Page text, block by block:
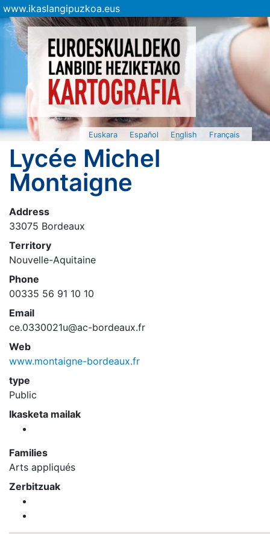
www.ikaslangipuzkoa.eus
Euskara Español English Français
Lycée Michel
Montaigne
Address
33075 Bordeaux
Territory
Nouvelle-Aquitaine
Phone
00335 56 91 10 10
Email
ce.0330021u@ac-bordeaux.fr
Web
www.montaigne-bordeaux.fr
type
Public
Ikasketa mailak
Families
Arts appliqués
Zerbitzuak